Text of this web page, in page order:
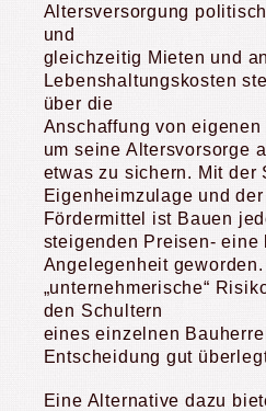
Altersversorgung
und
gleichzeitig Mieten und
Lebenshaltungskosten
über die
Anschaffung von
um seine Altersvorsorge
etwas zu sichern. Mit der
Eigenheimzulage und
Fördermittel ist Bauen
steigenden Preisen- eine
Angelegenheit
„unternehmerische“
den Schultern
eines einzelnen
Entscheidung gut
Eine Alternative dazu